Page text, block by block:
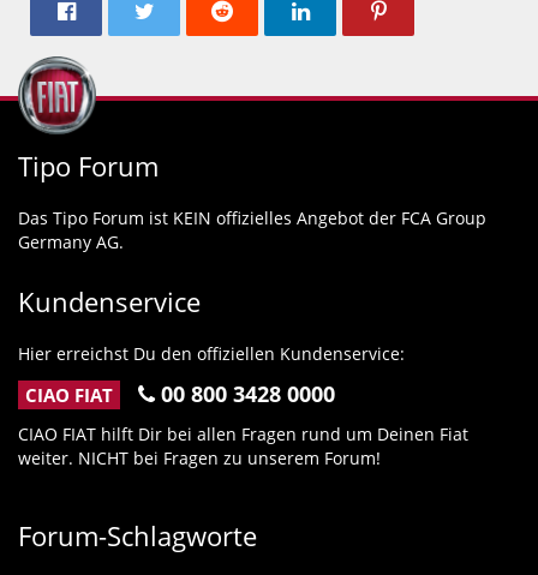
Tipo Forum
Das Tipo Forum ist KEIN offizielles Angebot der FCA Group
Germany AG.
Kundenservice
Hier erreichst Du den offiziellen Kundenservice:
CIAO FIAT 00 800 3428 0000
CIAO FIAT hilft Dir bei allen Fragen rund um Deinen Fiat
weiter. NICHT bei Fragen zu unserem Forum!
Forum-Schlagworte